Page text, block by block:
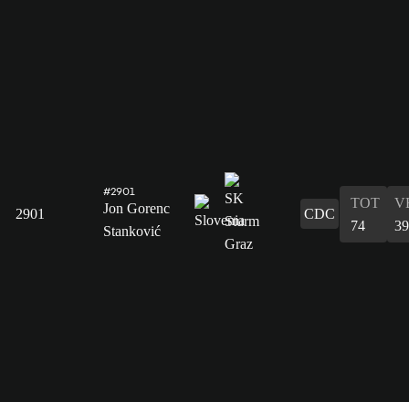
2901
#2901
Jon Gorenc
Stanković
CDC
TOT
74
39